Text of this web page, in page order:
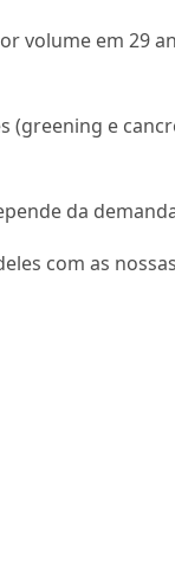
volume em 29
e
da
com as